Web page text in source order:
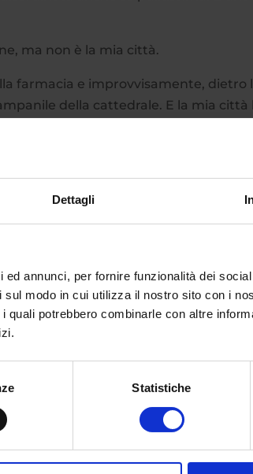
Dettagli
annunci, per fornire funzionalità dei
modo in cui utilizza il nostro sito con i
quali potrebbero combinarle con altre
Statistiche
ma non è la mia città.
farmacia e improvvisamente, dietro
della cattedrale. E la mia città
palazzi e le sue mura.